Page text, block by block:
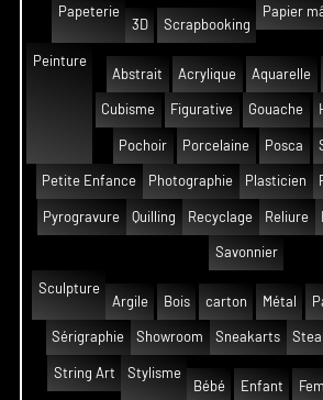
Papeterie
3D
Scrapbooking
Papier
Peinture
Abstrait
Acrylique Aquarelle
Cubisme Figurative Gouache
Pochoir Porcelaine Posca
Petite Enfance Photographie Plasticien
Pyrogravure Quilling Recyclage Reliure
Savonnier
Sculpture
Argile
Bois carton Métal
Sérigraphie Showroom Sneakarts
String Art
Stylisme
Bébé
Enfant